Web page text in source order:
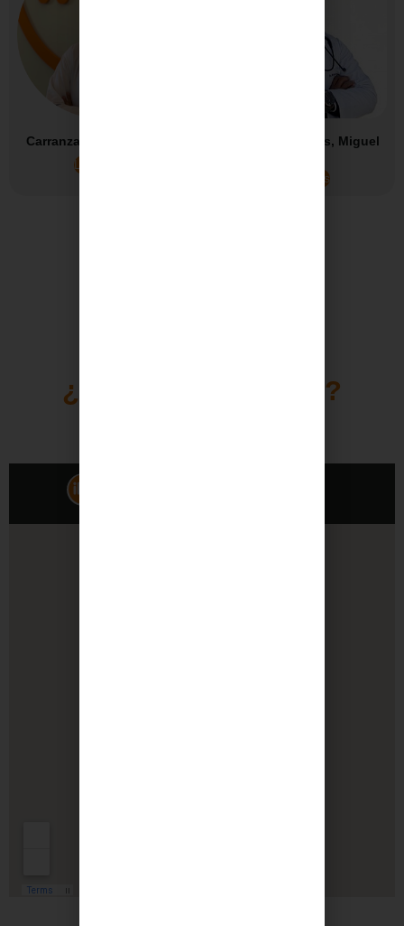
Carranza Parejo, Virginia
Leer más
Ceballos Chaves, Miguel
Leer más
¿DÓNDE ESTAMOS?